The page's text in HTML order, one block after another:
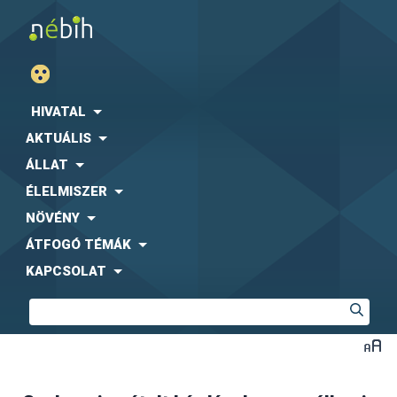
HIVATAL
AKTUÁLIS
ÁLLAT
ÉLELMISZER
NÖVÉNY
ÁTFOGÓ TÉMÁK
KAPCSOLAT